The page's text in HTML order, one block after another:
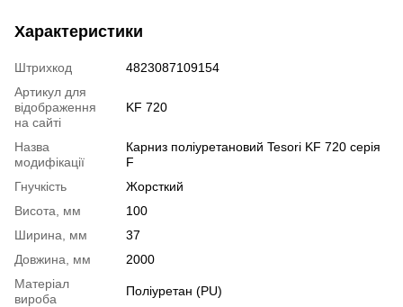
Характеристики
Штрихкод
4823087109154
Артикул для
відображення
на сайті
KF 720
Назва
модифікації
Карниз поліуретановий Tesori KF 720 серія
F
Гнучкість
Жорсткий
Висота, мм
100
Ширина, мм
37
Довжина, мм
2000
Mатеріал
вироба
Поліуретан (PU)